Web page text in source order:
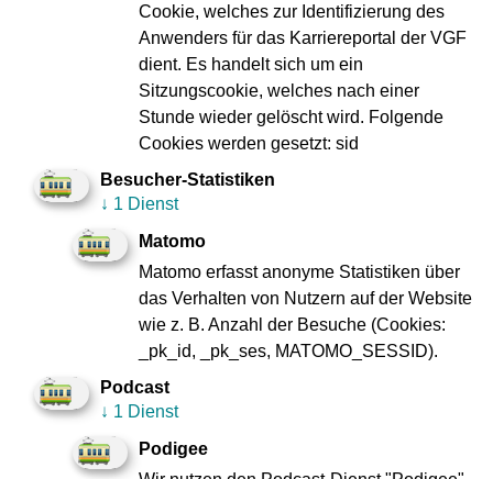
Impressum
Geschäftsberichten
Cookie, welches zur Identifizierung des
Anwenders für das Karriereportal der VGF
dient. Es handelt sich um ein
Sitzungscookie, welches nach einer
Stunde wieder gelöscht wird. Folgende
Cookies werden gesetzt: sid
Besucher-Statistiken
↓ 1 Dienst
Matomo
Matomo erfasst anonyme Statistiken über
das Verhalten von Nutzern auf der Website
wie z. B. Anzahl der Besuche (Cookies:
_pk_id, _pk_ses, MATOMO_SESSID).
Podcast
↓ 1 Dienst
Podigee